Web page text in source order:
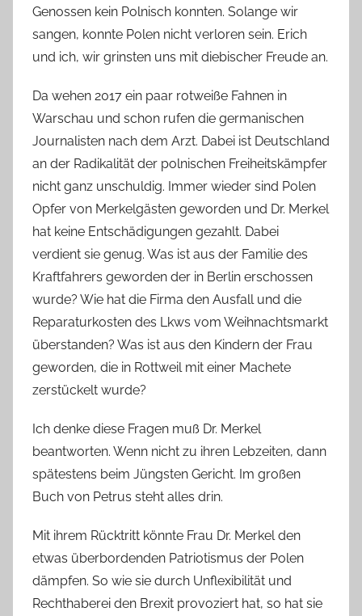
Genossen kein Polnisch konnten. Solange wir
sangen, konnte Polen nicht verloren sein. Erich
und ich, wir grinsten uns mit diebischer Freude an.
Da wehen 2017 ein paar rotweiße Fahnen in
Warschau und schon rufen die germanischen
Journalisten nach dem Arzt. Dabei ist Deutschland
an der Radikalität der polnischen Freiheitskämpfer
nicht ganz unschuldig. Immer wieder sind Polen
Opfer von Merkelgästen geworden und Dr. Merkel
hat keine Entschädigungen gezahlt. Dabei
verdient sie genug. Was ist aus der Familie des
Kraftfahrers geworden der in Berlin erschossen
wurde? Wie hat die Firma den Ausfall und die
Reparaturkosten des Lkws vom Weihnachtsmarkt
überstanden? Was ist aus den Kindern der Frau
geworden, die in Rottweil mit einer Machete
zerstückelt wurde?
Ich denke diese Fragen muß Dr. Merkel
beantworten. Wenn nicht zu ihren Lebzeiten, dann
spätestens beim Jüngsten Gericht. Im großen
Buch von Petrus steht alles drin.
Mit ihrem Rücktritt könnte Frau Dr. Merkel den
etwas überbordenden Patriotismus der Polen
dämpfen. So wie sie durch Unflexibilität und
Rechthaberei den Brexit provoziert hat, so hat sie